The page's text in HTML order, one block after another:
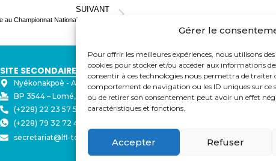
Gérer le
Pour offrir les meilleures expériences, nous utilisons
cookies pour stocker et/ou accéder aux informations
consentir à ces technologies nous permettra de traiter
comportement de navigation ou les ID uniques sur ce
ou de retirer son consentement peut avoir un effet
caractéristiques et fonctions.
Accepter Refuser
SUIVANT
SITE SECONDAIRE
Nyékonakpoè - ⁠Ave Joseph Strauss
BP 3544 – Lomé, Togo
(+228) 22 23 57 50
(+228) 79 32 72 43
secretariat@lfl-togo.org
LIENS UTILES
Eduka
Pronote
Webmail